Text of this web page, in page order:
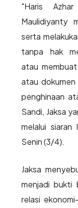
"Haris
Maulidiyanty
serta
tanpa hak
atau
atau
penghinaan
Sandi, Jaksa
melalui siaran
Senin (3/4).
Jaksa
menjadi bukti
relasi